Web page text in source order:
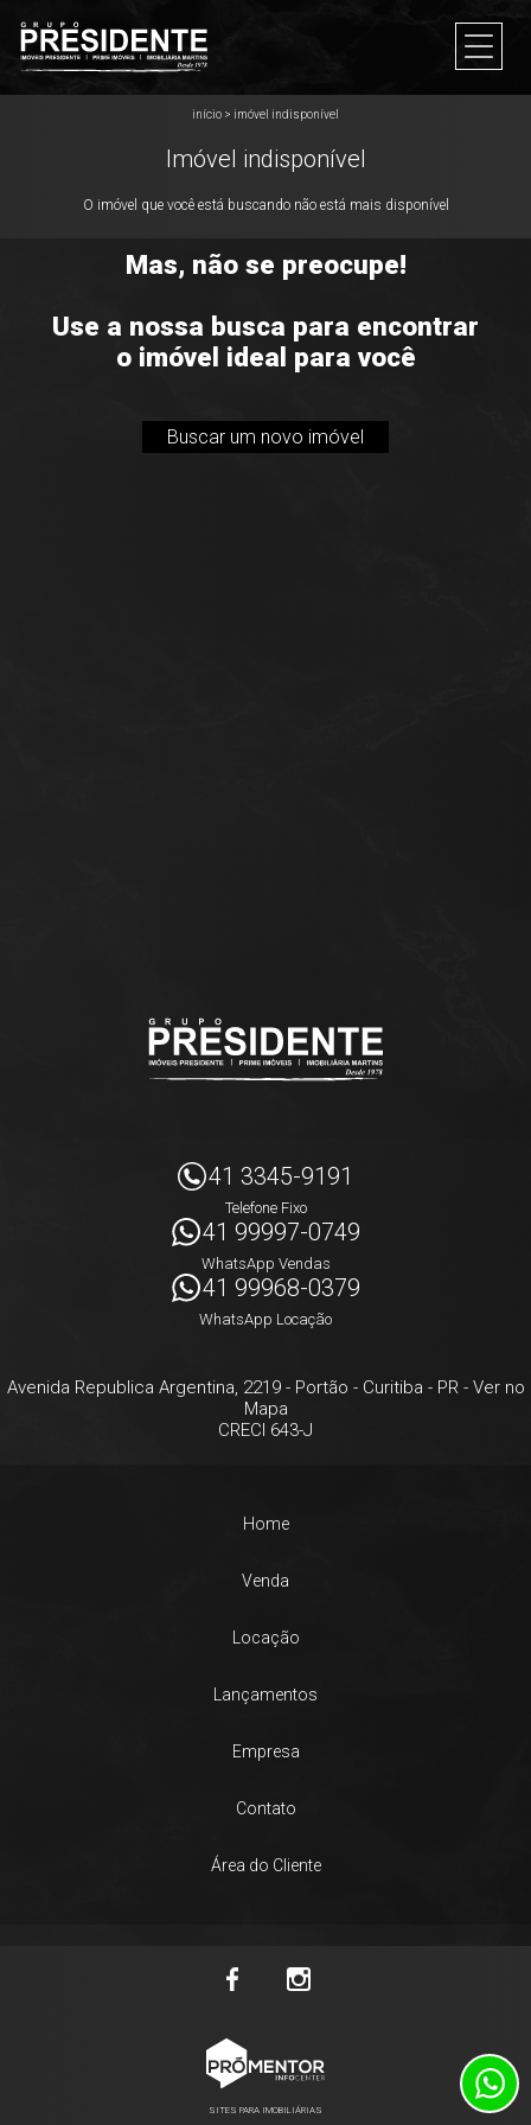
início > imóvel indisponível
Imóvel indisponível
O imóvel que você está buscando não está mais disponível
Mas, não se preocupe!
Use a nossa busca para encontrar
o imóvel ideal para você
Buscar um novo imóvel
41 3345-9191
Telefone Fixo
41 99997-0749
WhatsApp Vendas
41 99968-0379
WhatsApp Locação
Avenida Republica Argentina, 2219- Portão - Curitiba - PR- Ver no
Mapa
CRECI 643-J
Home
Venda
Locação
Lançamentos
Empresa
Contato
Área do Cliente
SITES PARA IMOBILIÁRIAS